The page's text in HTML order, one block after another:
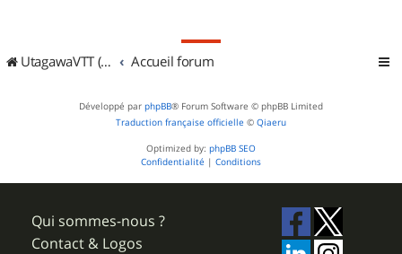
UtagawaVTT (Randos VTT et VTTAE avec traces GPS) Accueil forum
Développé par phpBB® Forum Software © phpBB Limited
Traduction française officielle © Qiaeru
Optimized by: phpBB SEO
Confidentialité | Conditions
Qui sommes-nous ?
Contact & Logos